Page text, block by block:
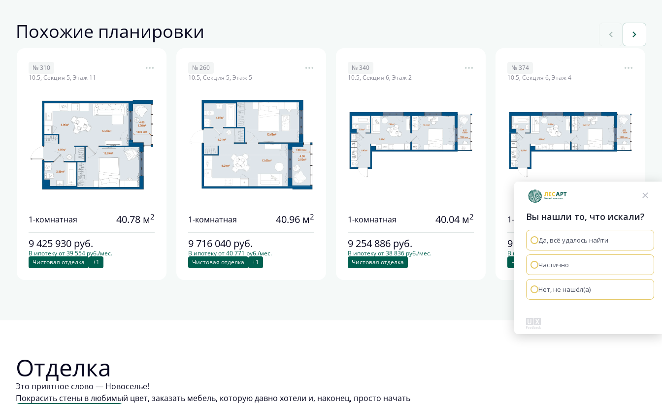
Похожие планировки
№ 310
10.5, Секция 5, Этаж 11
1-комнатная 40.78 м2
9 425 930 руб.
В ипотеку от 39 554 руб./мес.
Чистовая отделка
+1
№ 260
10.5, Секция 5, Этаж 5
1-комнатная 40.96 м2
9 716 040 руб.
В ипотеку от 40 771 руб./мес.
Чистовая отделка
+1
№ 340
10.5, Секция 6, Этаж 2
1-комнатная 40.04 м2
9 254 886 руб.
В ипотеку от 38 836 руб./мес.
Чистовая отделка
№ 374
10.5, Секция 6, Этаж 4
1-комнатная 40.04 м2
9 569 560руб.
В ипотеку от 40 157 руб./мес.
Чистовая отделка
Отделка
Это приятное слово — Новоселье!
Покрасить стены в любимый цвет, заказать мебель, которую давно хотели и, наконец, просто начать
Вы нашли то, что искали?
Да, всё удалось найти
Частично
Нет, не нашёл(а)